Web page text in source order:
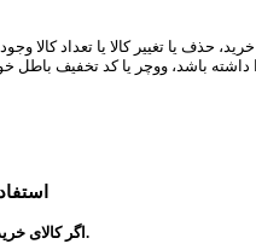
اگر کالای .